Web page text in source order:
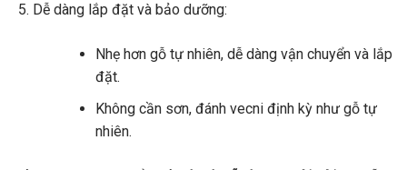
Dễ dàng lắp đặt và bảo dưỡng:
Nhẹ hơn gỗ tự nhiên, dễ dàng vận chuyển và lắp
đặt.
Không cần sơn, đánh vecni định kỳ như gỗ tự
nhiên.